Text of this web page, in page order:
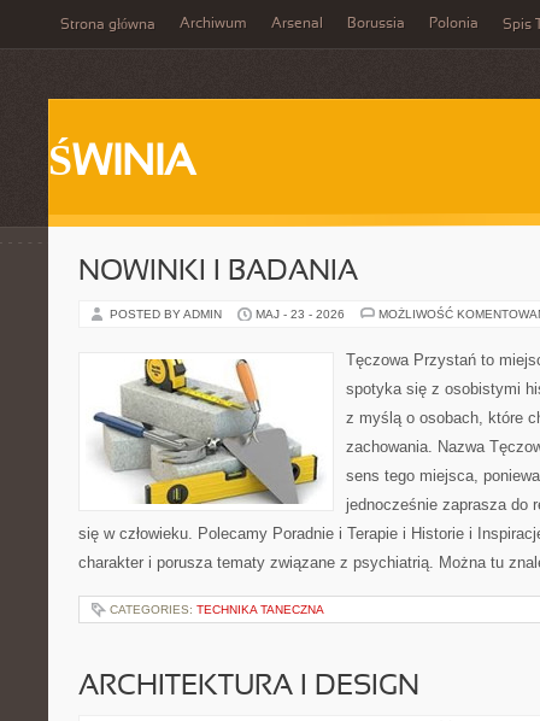
Strona główna Archiwum Arsenal Borussia Polonia Spis
ŚWINIA
NOWINKI I BADANIA
POSTED BY ADMIN MAJ - 23 - 2026 MOŻLIWOŚĆ
Tęczowa Przystań to
spotyka się z osobistymi
z myślą o osobach, które
zachowania. Nazwa
sens tego miejsca,
jednocześnie zaprasza do
się w człowieku. Polecamy Poradnie i Terapie i Historie i
charakter i porusza tematy związane z psychiatrią. Można tu
CATEGORIES: TECHNIKA TANECZNA
ARCHITEKTURA I DESIGN